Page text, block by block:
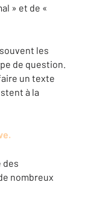
» et de «
les
de question.
un texte
à la
des
nombreux